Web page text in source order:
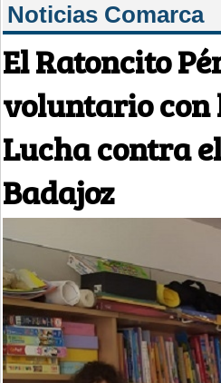
Noticias Comarca
El Ratoncito
voluntario con
Lucha contra
Badajoz